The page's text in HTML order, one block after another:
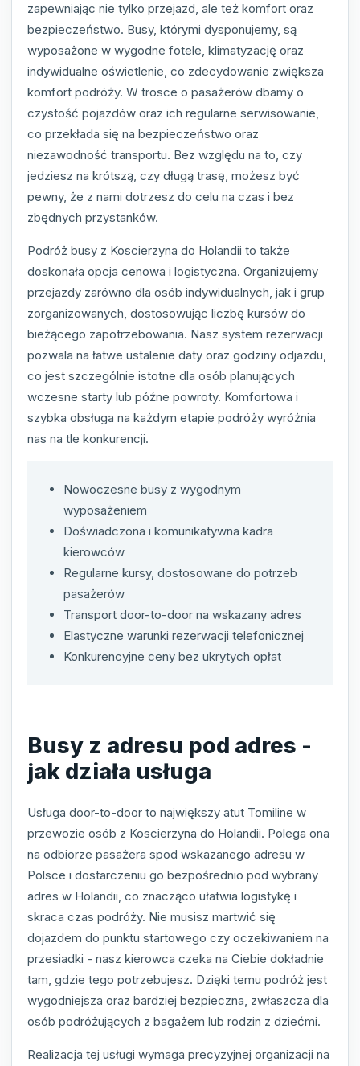
zapewniając nie tylko przejazd, ale też komfort oraz
bezpieczeństwo. Busy, którymi dysponujemy, są
wyposażone w wygodne fotele, klimatyzację oraz
indywidualne oświetlenie, co zdecydowanie zwiększa
komfort podróży. W trosce o pasażerów dbamy o
czystość pojazdów oraz ich regularne serwisowanie,
co przekłada się na bezpieczeństwo oraz
niezawodność transportu. Bez względu na to, czy
jedziesz na krótszą, czy długą trasę, możesz być
pewny, że z nami dotrzesz do celu na czas i bez
zbędnych przystanków.
Podróż busy z Koscierzyna do Holandii to także
doskonała opcja cenowa i logistyczna. Organizujemy
przejazdy zarówno dla osób indywidualnych, jak i grup
zorganizowanych, dostosowując liczbę kursów do
bieżącego zapotrzebowania. Nasz system rezerwacji
pozwala na łatwe ustalenie daty oraz godziny odjazdu,
co jest szczególnie istotne dla osób planujących
wczesne starty lub późne powroty. Komfortowa i
szybka obsługa na każdym etapie podróży wyróżnia
nas na tle konkurencji.
Nowoczesne busy z wygodnym
wyposażeniem
Doświadczona i komunikatywna kadra
kierowców
Regularne kursy, dostosowane do potrzeb
pasażerów
Transport door-to-door na wskazany adres
Elastyczne warunki rezerwacji telefonicznej
Konkurencyjne ceny bez ukrytych opłat
Busy z adresu pod adres -
jak działa usługa
Usługa door-to-door to największy atut Tomiline w
przewozie osób z Koscierzyna do Holandii. Polega ona
na odbiorze pasażera spod wskazanego adresu w
Polsce i dostarczeniu go bezpośrednio pod wybrany
adres w Holandii, co znacząco ułatwia logistykę i
skraca czas podróży. Nie musisz martwić się
dojazdem do punktu startowego czy oczekiwaniem na
przesiadki - nasz kierowca czeka na Ciebie dokładnie
tam, gdzie tego potrzebujesz. Dzięki temu podróż jest
wygodniejsza oraz bardziej bezpieczna, zwłaszcza dla
osób podróżujących z bagażem lub rodzin z dziećmi.
Realizacja tej usługi wymaga precyzyjnej organizacji na